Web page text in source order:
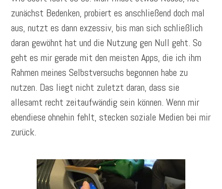
zunächst Bedenken, probiert es anschließend doch mal
aus, nutzt es dann exzessiv, bis man sich schließlich
daran gewöhnt hat und die Nutzung gen Null geht. So
geht es mir gerade mit den meisten Apps, die ich ihm
Rahmen meines Selbstversuchs begonnen habe zu
nutzen. Das liegt nicht zuletzt daran, dass sie
allesamt recht zeitaufwändig sein können. Wenn mir
ebendiese ohnehin fehlt, stecken soziale Medien bei mir
zurück.